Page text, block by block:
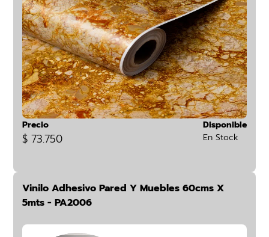
Precio
$ 73.750
Disponible
En Stock
Vinilo Adhesivo Pared Y Muebles 60cms X
5mts - PA2006